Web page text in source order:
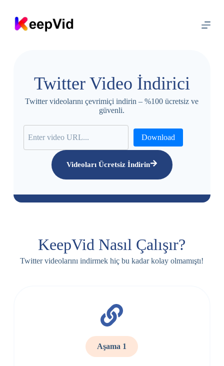
Twitter Video İndirici
Twitter videolarını çevrimiçi indirin – %100 ücretsiz ve
güvenli.
Download
Videoları Ücretsiz İndirin
KeepVid Nasıl Çalışır?
Twitter videolarını indirmek hiç bu kadar kolay olmamıştı!
Aşama 1